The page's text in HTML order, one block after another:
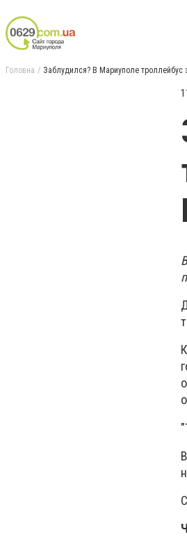
Головна Заблудился? В Мариуполе